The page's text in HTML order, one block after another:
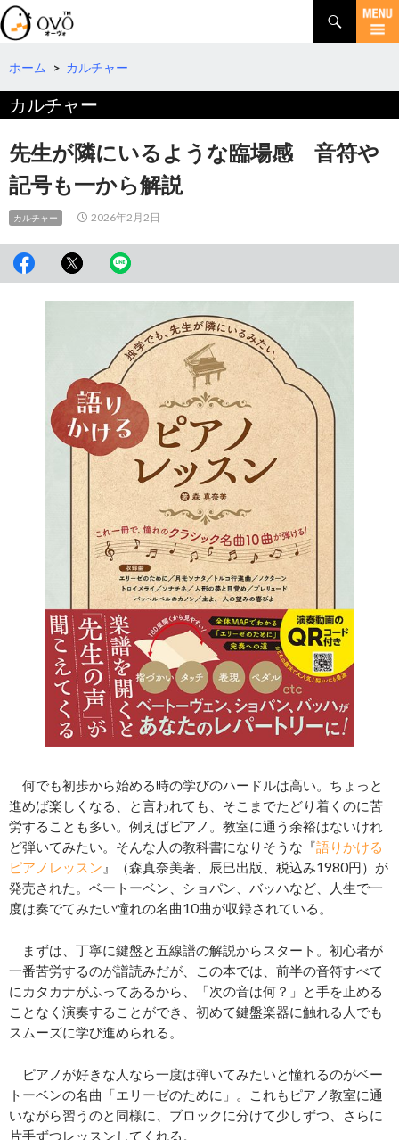
検
索
コ
テ
ツ
へ
動
ホーム > カルチャー
カルチャー
先生が隣にいるような臨場感 音符や
記号も一から解説
カルチャー 2026年2月2日
何でも初歩から始める時の学びのハードルは高い。ちょっと
進めば楽しくなる、と言われても、そこまでたどり着くのに苦
労することも多い。例えばピアノ。教室に通う余裕はないけれ
ど弾いてみたい。そんな人の教科書になりそうな『語りかける
ピアノレッスン 』（森真奈美著、辰巳出版、税込み1980円）が
発売された。ベートーベン、ショパン、バッハなど、人生で一
度は奏でてみたい憧れの名曲10曲が収録されている。
まずは、丁寧に鍵盤と五線譜の解説からスタート。初心者が
一番苦労するのが譜読みだが、この本では、前半の音符すべて
にカタカナがふってあるから、「次の音は何？」と手を止める
ことなく演奏することができ、初めて鍵盤楽器に触れる人でも
スムーズに学び進められる。
ピアノが好きな人なら一度は弾いてみたいと憧れるのがベー
トーベンの名曲「エリーゼのために」。これもピアノ教室に通
いながら習うのと同様に、ブロックに分けて少しずつ、さらに
片手ずつレッスンしてくれる。